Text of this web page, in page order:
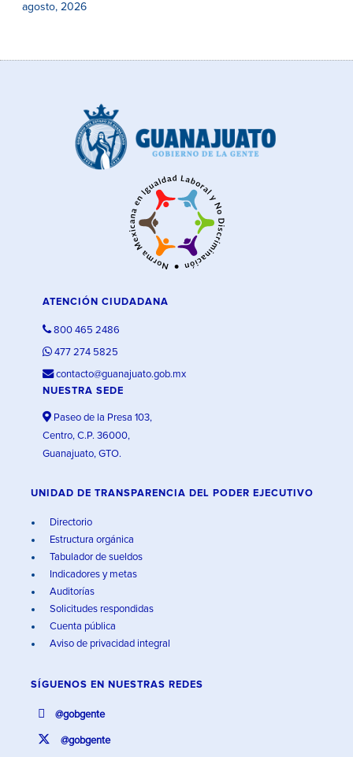
agosto, 2026
ATENCIÓN CIUDADANA
800 465 2486
477 274 5825
contacto@guanajuato.gob.mx
NUESTRA SEDE
Paseo de la Presa 103,
Centro, C.P. 36000,
Guanajuato, GTO.
UNIDAD DE TRANSPARENCIA DEL PODER EJECUTIVO
Directorio
Estructura orgánica
Tabulador de sueldos
Indicadores y metas
Auditorías
Solicitudes respondidas
Cuenta pública
Aviso de privacidad integral
SÍGUENOS EN NUESTRAS REDES
@gobgente
@gobgente